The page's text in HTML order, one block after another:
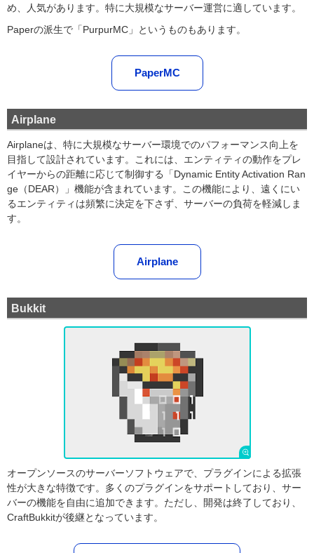
め、人気があります。特に大規模なサーバー運営に適しています。
Paperの派生で「PurpurMC」というものもあります。
PaperMC
Airplane
Airplaneは、特に大規模なサーバー環境でのパフォーマンス向上を
目指して設計されています。これには、エンティティの動作をプレ
イヤーからの距離に応じて制御する「Dynamic Entity Activation Ran
ge（DEAR）」機能が含まれています。この機能により、遠くにい
るエンティティは頻繁に決定を下さず、サーバーの負荷を軽減しま
す。
Airplane
Bukkit
オープンソースのサーバーソフトウェアで、プラグインによる拡張
性が大きな特徴です。多くのプラグインをサポートしており、サー
バーの機能を自由に追加できます。ただし、開発は終了しており、
CraftBukkitが後継となっています。